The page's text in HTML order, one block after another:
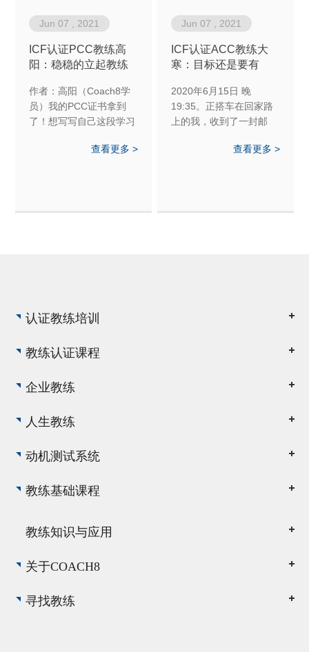
Jun 07 , 2021
ICF认证PCC教练高
阳：稳稳的立起教练
知之明”的人
作者：高阳（Coach8学
员）我的PCC证书拿到
了！想写写自己这段学习
落不下笔，直到我看到一
查看更多 >
Jun 07 , 2021
ICF认证ACC教练大
寒：目标还是要有
啊！
2020年6月15日 晚
19:35。正搭车在回家路
上的我，收到了一封邮
是：“Congrats on your
查看更多 >
认证教练培训
教练认证课程
企业教练
人生教练
动机测试系统
教练基础课程
教练知识与应用
关于COACH8
寻找教练